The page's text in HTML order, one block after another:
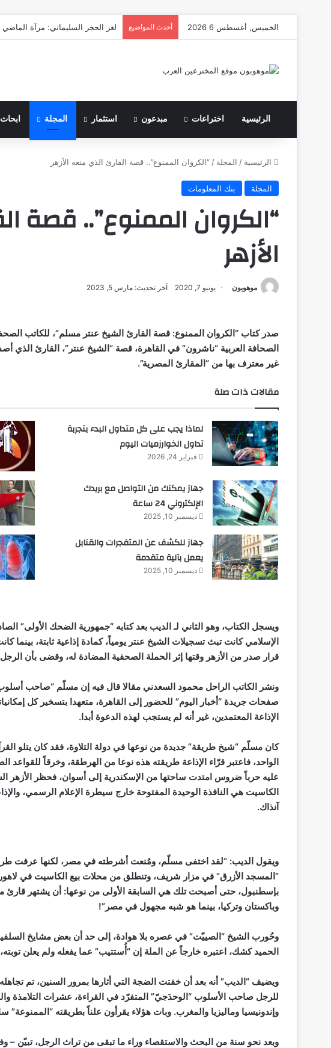
الخميس, أغسطس 6 2026 أحدث المواضيع لغز الحجر السليماني: مرآة الماضي
الرئيسية اختراعات مبدعون استثمار المجلة
الرئيسية / المجلة / “الكروان الممنوع”.. قصة القارئ الذي منعه الأزهر
المجلة بنك المعلومات
“الكروان الممنوع”.. قصة
الأزهر
موهوبون يونيو 7, 2020 آخر تحديث: مارس 5, 2023
صدر كتاب “الكروان الممنوع: قصة القارئ الشيخ عنتر مسلم”، للكاتب
الصحافة العربية “ناشرون” في القاهرة، قصة “الشيخ عنتر”، القارئ الذي
غير معترف بها من “المقارئ المصرية”.
مقالات ذات صلة
لماذا يجب على كل متداول البدء بتجربة
تداول الخوارزميات اليوم
فبراير 24, 2026
جهاز يمكنك من التواصل مع بريدك
الإلكتروني 24 ساعة
ديسمبر 10, 2025
جهاز للكشف عن المتفجرات والقنابل
يعمل بآلية متقدمة
ديسمبر 10, 2025
ويسجل الكتاب، وهو الثاني لـ الديب بعد كتابه “جمهورية الضحك الأولى”
الإسلاميكانت تبث تسجيلات الشيخ عنتر يومياً،كمادة إذاعية ثابتة، بينما
قرار صدر من الأزهر وقتها إثر الحملة الصحفية المضادة له، وقضى بأن
ونشر الكاتب الراحل محمود السعدني مقالا قال فيه إن مسلّم “صاحب
صفحات جريدة “أخبار اليوم” للحضور إلى القاهرة، متعهدا بتسخير كل
الإذاعة المعتمدين، غير أنه لم يستجب لهذه الدعوة أبدا.
كان مسلّم “شيخ طريقة” جديدة من نوعها في دولة التلاوة، فقد كان يتلو
الواحد، فاعتبر قرّاء الإذاعة طريقته هذه نوعا من الهرطقة، وخرقاًللقواعد
عليه حرباً ضروس امتدت ساحتها من الإسكندرية إلى أسوان، فحظر الأزهر
الكاسيت هي النافذة الوحيدة المفتوحة خارج سيطرة الإعلام الرسمي،
آنذاك.
ويقول الديب: “لقد اختفى مسلّم، ومُنعت أشرطته في مصر، لكنها عرفت
“المسجد الأزرق” في مزار شريف، وتنطلق من محلات بيع الكاسيت في
بإسطنبول، حتى أصبحت تلك هي السابقة الأولى من نوعها: أن يشتهر قارئ
وباكستان وتركيا، بينما هو شبه مجهول في مصر”!
وحُورب الشيخ “الصييّت” في عصره بلا هوادة، إلى حد أن بعض مشايخ
الحميد كشك، اعتبره خارجاً عن الملة إن “أُستتيب” عما يفعله ولم يعلن
ويضيف “الديب” أنه بعد أن خفتت الضجة التي أثارها بمرور السنين، تم
للرجل صاحب الأسلوب “الوحدَجيّ” المتفرّد في القراءة، عشرات التلامذة
وإندونيسيا وماليزيا والمغرب. وبات هؤلاء يقرأون علناً بطريقته “الممنوعة”
وبعد نحو سنة من البحث والاستقصاء وراء ما تبقى من تراث الرجل، تبيّن